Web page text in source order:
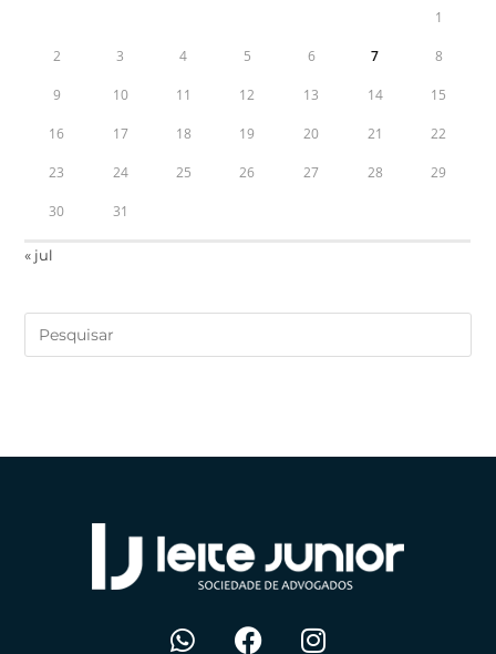
1
2 3 4 5 6 7 8
9 10 11 12 13 14 15
16 17 18 19 20 21 22
23 24 25 26 27 28 29
30 31
« jul